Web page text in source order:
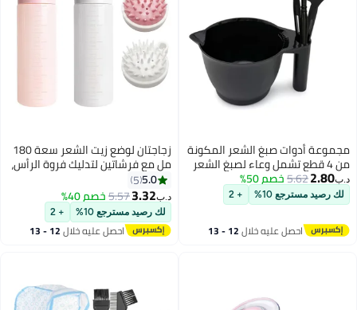
مجموعة أدوات صبغ الشعر المكونة
من 4 قطع تشمل وعاء لصبغ الشعر
وفرشاة صبغ ومشط ذو طرف مدبب
وخلاط لصبغ الشعر بنفسك، أدوات
صالون تجميل.
د.ب‏2.80
5.62خصم 50%
لك رصيد مسترجع 10% + 2
احصل عليه خلال 12 - 13
زجاجتان لوضع زيت الشعر سعة 180
مل مع فرشاتين لتدليك فروة الرأس،
وأداة لوضع صبغة الشعر والعلاج
بمقياس متدرج، لزيت الشعر، وتنعيم
جذور الشعر، وتلوين الشعر بنفسك
5.0
5
د.ب‏3.32
5.57خصم 40%
لك رصيد مسترجع 10% + 2
احصل عليه خلال 12 - 13